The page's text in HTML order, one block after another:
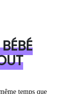
temps que